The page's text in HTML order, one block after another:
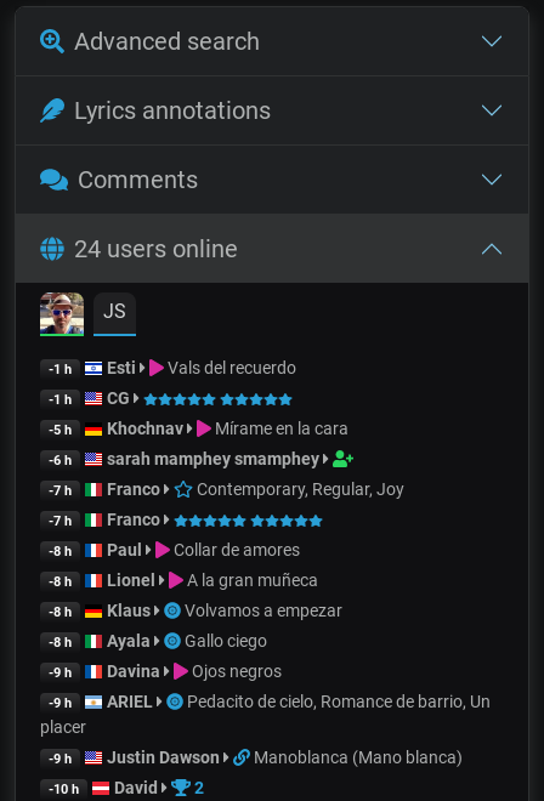
Advanced search
Lyrics annotations
Comments
24 users online
JS
-1 h Esti Vals del recuerdo
-1 h CG
-5 h Khochnav Mírame en la cara
-6 h sarah mamphey smamphey
-7 h Franco Contemporary, Regular, Joy
-7 h Franco
-8 h Paul Collar de amores
-8 h Lionel A la gran muñeca
-8 h Klaus Volvamos a empezar
-8 h Ayala Gallo ciego
-9 h Davina Ojos negros
-9 h ARIEL
Pedacito de cielo, Romance de barrio, Un
placer
-9 h Justin Dawson Manoblanca (Mano blanca)
-10 h David 2